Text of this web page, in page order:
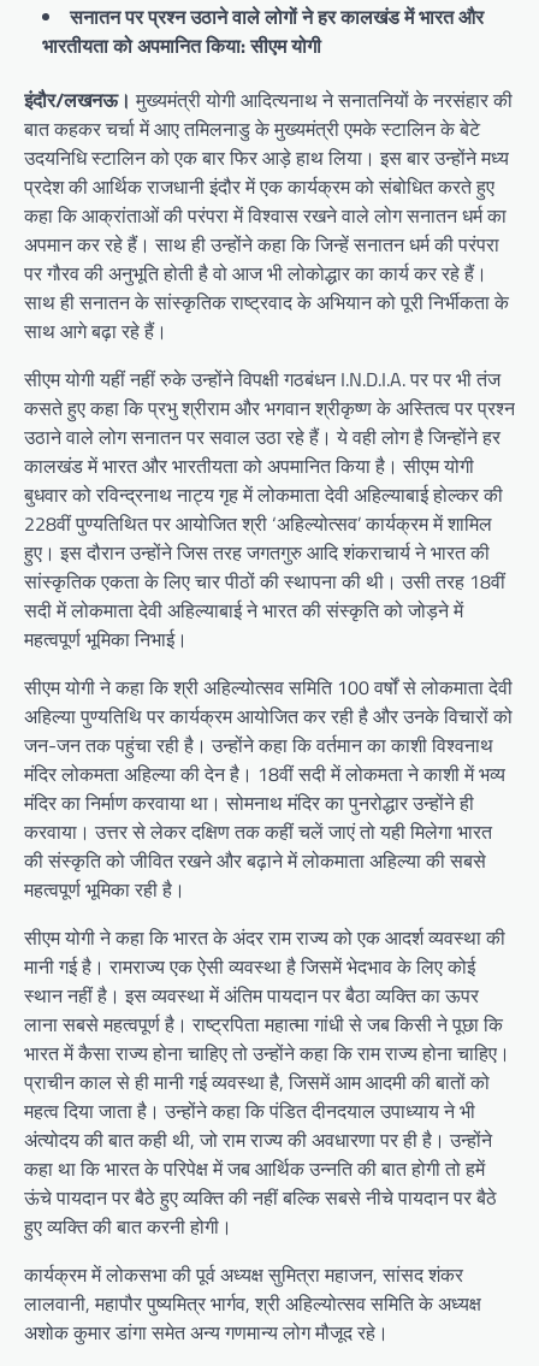
सनातन पर प्रश्न उठाने वाले लोगों ने हर कालखंड में भारत और
भारतीयता को अपमानित किया: सीएम योगी
इंदौर/लखनऊ। मुख्यमंत्री योगी आदित्यनाथ ने सनातनियों के नरसंहार की
बात कहकर चर्चा में आए तमिलनाडु के मुख्यमंत्री एमके स्टालिन के बेटे
उदयनिधि स्टालिन को एक बार फिर आड़े हाथ लिया। इस बार उन्होंने मध्य
प्रदेश की आर्थिक राजधानी इंदौर में एक कार्यक्रम को संबोधित करते हुए
कहा कि आक्रांताओं की परंपरा में विश्वास रखने वाले लोग सनातन धर्म का
अपमान कर रहे हैं। साथ ही उन्होंने कहा कि जिन्हें सनातन धर्म की परंपरा
पर गौरव की अनुभूति होती है वो आज भी लोकोद्धार का कार्य कर रहे हैं।
साथ ही सनातन के सांस्कृतिक राष्ट्रवाद के अभियान को पूरी निर्भीकता के
साथ आगे बढ़ा रहे हैं।
सीएम योगी यहीं नहीं रुके उन्होंने विपक्षी गठबंधन I.N.D.I.A. पर पर भी तंज
कसते हुए कहा कि प्रभु श्रीराम और भगवान श्रीकृष्ण के अस्तित्व पर प्रश्न
उठाने वाले लोग सनातन पर सवाल उठा रहे हैं। ये वही लोग है जिन्होंने हर
कालखंड में भारत और भारतीयता को अपमानित किया है। सीएम योगी
बुधवार को रविन्द्रनाथ नाट्य गृह में लोकमाता देवी अहिल्याबाई होल्कर की
228वीं पुण्यतिथित पर आयोजित श्री ‘अहिल्योत्सव’ कार्यक्रम में शामिल
हुए। इस दौरान उन्होंने जिस तरह जगतगुरु आदि शंकराचार्य ने भारत की
सांस्कृतिक एकता के लिए चार पीठों की स्थापना की थी। उसी तरह 18वीं
सदी में लोकमाता देवी अहिल्याबाई ने भारत की संस्कृति को जोड़ने में
महत्वपूर्ण भूमिका निभाई।
सीएम योगी ने कहा कि श्री अहिल्योत्सव समिति 100 वर्षों से लोकमाता देवी
अहिल्या पुण्यतिथि पर कार्यक्रम आयोजित कर रही है और उनके विचारों को
जन-जन तक पहुंचा रही है। उन्होंने कहा कि वर्तमान का काशी विश्वनाथ
मंदिर लोकमता अहिल्या की देन है। 18वीं सदी में लोकमता ने काशी में भव्य
मंदिर का निर्माण करवाया था। सोमनाथ मंदिर का पुनरोद्धार उन्होंने ही
करवाया। उत्तर से लेकर दक्षिण तक कहीं चलें जाएं तो यही मिलेगा भारत
की संस्कृति को जीवित रखने और बढ़ाने में लोकमाता अहिल्या की सबसे
महत्वपूर्ण भूमिका रही है।
सीएम योगी ने कहा कि भारत के अंदर राम राज्य को एक आदर्श व्यवस्था की
मानी गई है। रामराज्य एक ऐसी व्यवस्था है जिसमें भेदभाव के लिए कोई
स्थान नहीं है। इस व्यवस्था में अंतिम पायदान पर बैठा व्यक्ति का ऊपर
लाना सबसे महत्वपूर्ण है। राष्ट्रपिता महात्मा गांधी से जब किसी ने पूछा कि
भारत में कैसा राज्य होना चाहिए तो उन्होंने कहा कि राम राज्य होना चाहिए।
प्राचीन काल से ही मानी गई व्यवस्था है, जिसमें आम आदमी की बातों को
महत्व दिया जाता है। उन्होंने कहा कि पंडित दीनदयाल उपाध्याय ने भी
अंत्योदय की बात कही थी, जो राम राज्य की अवधारणा पर ही है। उन्होंने
कहा था कि भारत के परिपेक्ष में जब आर्थिक उन्नति की बात होगी तो हमें
ऊंचे पायदान पर बैठे हुए व्यक्ति की नहीं बल्कि सबसे नीचे पायदान पर बैठे
हुए व्यक्ति की बात करनी होगी।
कार्यक्रम में लोकसभा की पूर्व अध्यक्ष सुमित्रा महाजन, सांसद शंकर
लालवानी, महापौर पुष्यमित्र भार्गव, श्री अहिल्योत्सव समिति के अध्यक्ष
अशोक कुमार डांगा समेत अन्य गणमान्य लोग मौजूद रहे।